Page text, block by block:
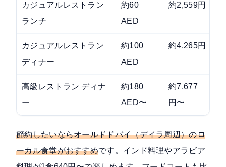
カジュアルレストラン
ランチ
約60
AED
約2,559円
カジュアルレストラン
ディナー
約100
AED
約4,265円
高級レストラン ディナ
ー
約180
AED〜
約7,677
円〜
節約したいならオールドドバイ（デイラ周辺）のロ
ーカル食堂がおすすめです。インド料理やアラビア